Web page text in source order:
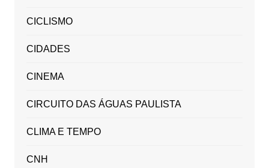
CICLISMO
CIDADES
CINEMA
CIRCUITO DAS ÁGUAS PAULISTA
CLIMA E TEMPO
CNH